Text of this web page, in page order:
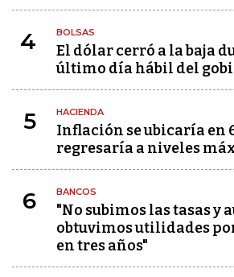
4 BOLSAS
El dólar cerró a la baja
último día hábil del
5 HACIENDA
Inflación se ubicaría en
regresaría a niveles
6 BANCOS
"No subimos las tasas y
obtuvimos utilidades
en tres años"